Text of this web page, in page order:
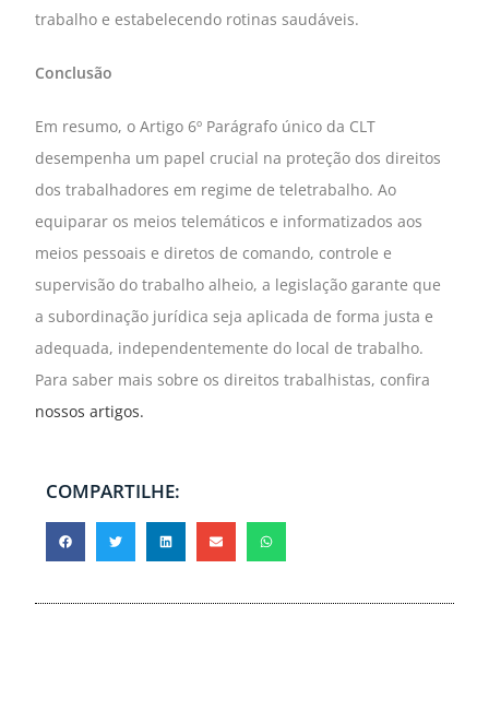
trabalho e estabelecendo rotinas saudáveis.
Conclusão
Em resumo, o Artigo 6º Parágrafo único da CLT
desempenha um papel crucial na proteção dos direitos
dos trabalhadores em regime de teletrabalho. Ao
equiparar os meios telemáticos e informatizados aos
meios pessoais e diretos de comando, controle e
supervisão do trabalho alheio, a legislação garante que
a subordinação jurídica seja aplicada de forma justa e
adequada, independentemente do local de trabalho.
Para saber mais sobre os direitos trabalhistas, confira
nossos artigos.
COMPARTILHE: